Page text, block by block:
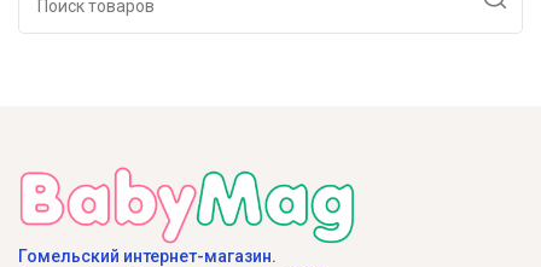
Гомельский интернет-магазин.